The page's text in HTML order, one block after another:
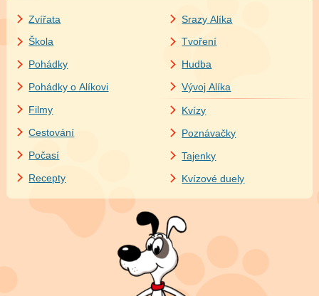
Zvířata
Škola
Pohádky
Pohádky o Alíkovi
Filmy
Cestování
Počasí
Recepty
Srazy Alíka
Tvoření
Hudba
Vývoj Alíka
Kvízy
Poznávačky
Tajenky
Kvízové duely